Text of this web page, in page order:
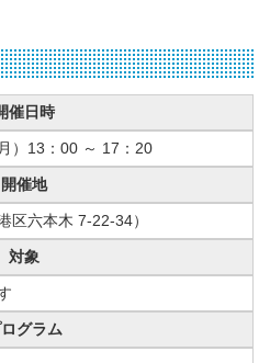
催日時
）13：00 ～ 17：20
開催地
区六本木 7-22-34）
対象
グラム